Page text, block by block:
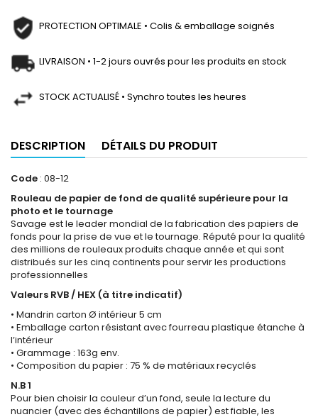
PROTECTION OPTIMALE • Colis & emballage soignés
LIVRAISON • 1-2 jours ouvrés pour les produits en stock
STOCK ACTUALISÉ • Synchro toutes les heures
DESCRIPTION DÉTAILS DU PRODUIT
Code : 08-12
Rouleau de papier de fond de qualité supérieure pour la
photo et le tournage
Savage est le leader mondial de la fabrication des papiers de
fonds pour la prise de vue et le tournage. Réputé pour la qualité
des millions de rouleaux produits chaque année et qui sont
distribués sur les cinq continents pour servir les productions
professionnelles
Valeurs RVB / HEX (à titre indicatif)
• Mandrin carton Ø intérieur 5 cm
• Emballage carton résistant avec fourreau plastique étanche à
l’intérieur
• Grammage : 163g env.
• Composition du papier : 75 % de matériaux recyclés
N.B 1
Pour bien choisir la couleur d’un fond, seule la lecture du
nuancier (avec des échantillons de papier) est fiable, les